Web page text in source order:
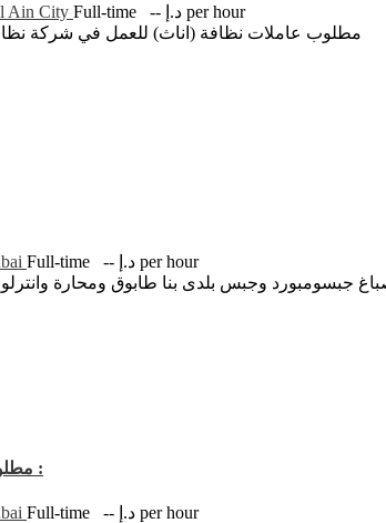
Ain City Full-time
-- د.إ per hour
مطلوب عاملات نظافة (اناث) للعمل في شركة نظافة بمدينة
Full-time
-- د.إ per hour
وجبس بلدى بنا طابوق ومحارة وانترلوك سائق
مطلوب على وجه السرعةعمال للمجالات التالية :
Full-time
-- د.إ per hour